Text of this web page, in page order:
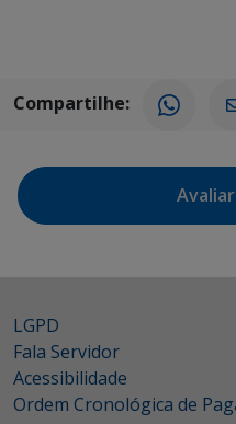
Compartilhe:
LGPD
Fala Servidor
Acessibilidade
Ordem Cronológica de